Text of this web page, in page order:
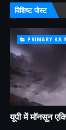
विशिष्ट पोस्ट
PRIMARY KA
यूपी में मॉनसून